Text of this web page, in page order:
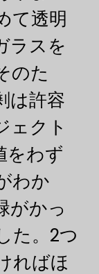
て透明
ラスを
のた
は許容
ェクト
をわず
わか
がかっ
た。2つ
ればほ